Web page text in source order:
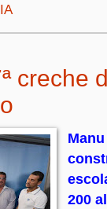
creche
200